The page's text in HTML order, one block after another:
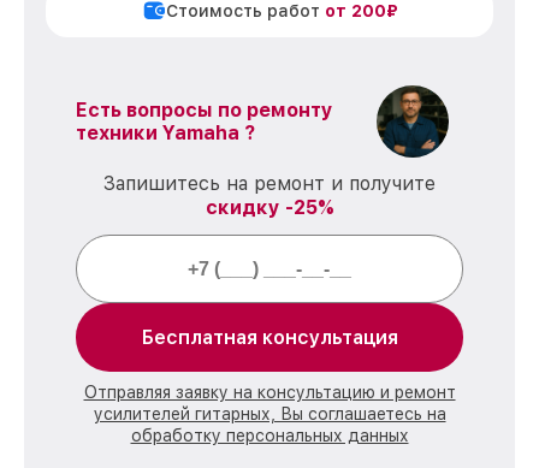
Стоимость работ от 200₽
Есть вопросы по ремонту
техники Yamaha ?
Запишитесь на ремонт и получите
скидку -25%
Бесплатная консультация
Отправляя заявку на консультацию и ремонт
усилителей гитарных, Вы соглашаетесь на
обработку персональных данных